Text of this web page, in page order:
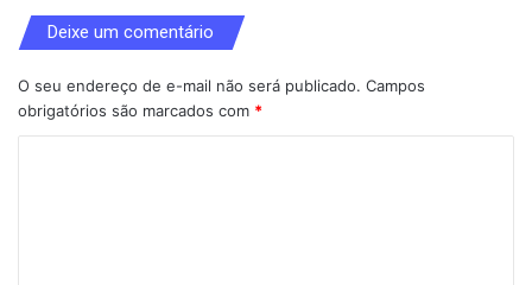
Deixe um comentário
O seu endereço de e-mail não será publicado. Campos
obrigatórios são marcados com *